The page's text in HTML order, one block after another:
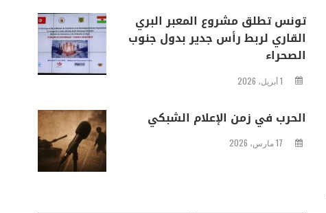
تونس تطلق مشروع المعبر البري
القاري لربط رأس جدير بدول جنوب
الصحراء
1 أبريل، 2026
الحرب في زمن الإعلام الشبكي
17 مارس، 2026